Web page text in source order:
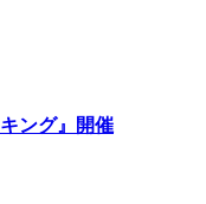
ング』開催